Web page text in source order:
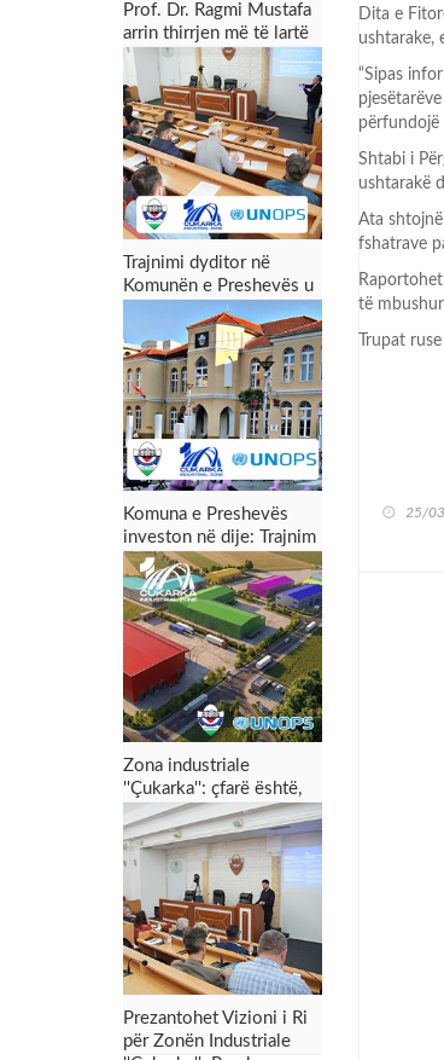
Prof. Dr. Ragmi Mustafa
arrin thirrjen më të lartë
akademike
Trajnimi dyditor në
Komunën e Preshevës u
përmbyll me sukses:
Forcimi i kapaciteteve
për menaxhimin e zonës
industriale dhe tërheqjen
e investimeve
Komuna e Preshevës
investon në dije: Trajnim
dyditor për punonjësit
për menaxhimin e zonës
industriale dhe tërheqjen
e investimeve
Zona industriale
''Çukarka'': çfarë është,
për çfarë shërben dhe
çfarë mund t’i sjellë
Preshevës
Prezantohet Vizioni i Ri
për Zonën Industriale
Dita e
ushtarake,
“Sipas
përfundojë
Shtabi i
ushtarakë
Ata
fshatrave
të
Trupat
25/